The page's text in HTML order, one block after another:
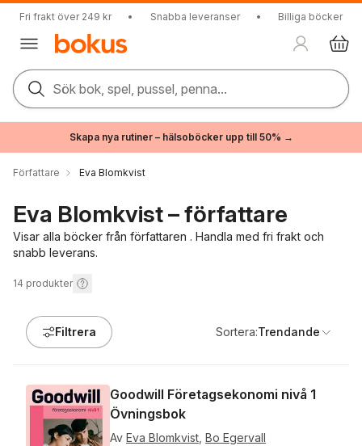
Fri frakt över 249 kr • Snabba leveranser • Billiga böcker
Sök bok, spel, pussel, penna...
Skapa nya rutiner – hälsoböcker upp till 50% →
Författare Eva Blomkvist
Eva Blomkvist – författare
Visar alla böcker från författaren . Handla med fri frakt och
snabb leverans.
14 produkter
Filtrera Sortera:Trendande
Goodwill Företagsekonomi nivå 1
Övningsbok
Av Eva Blomkvist Bo Egervall